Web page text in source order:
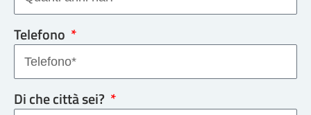
Telefono
Di che città sei?